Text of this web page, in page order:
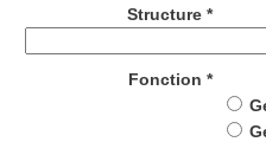
Structure *
Fonction *